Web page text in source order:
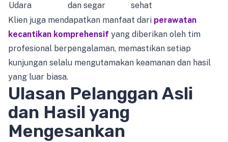
Udara
dan segar
sehat
Klien juga mendapatkan manfaat dari perawatan
kecantikan komprehensif yang diberikan oleh tim
profesional berpengalaman, memastikan setiap
kunjungan selalu mengutamakan keamanan dan hasil
yang luar biasa.
Ulasan Pelanggan Asli
dan Hasil yang
Mengesankan